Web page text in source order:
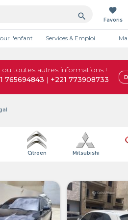
search
favorite
Favoris
l'enfant Services & Emploi
ou toutes autres informations !
765694843 | +221 773908733
Citroen Mitsubishi